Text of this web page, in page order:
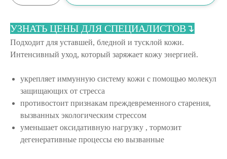
УЗНАТЬ ЦЕНЫ ДЛЯ СПЕЦИАЛИСТОВ↴
Подходит для уставшей, бледной и тусклой кожи.
Интенсивный уход, который заряжает кожу энергией.
укрепляет иммунную систему кожи с помощью молекул
защищающих от стресса
противостоит признакам преждевременного старения,
вызванных экологическим стрессом
уменьшает оксидативную нагрузку , тормозит
дегенеративные процессы ею вызванные